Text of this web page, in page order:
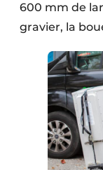
600 mm de
gravier, la